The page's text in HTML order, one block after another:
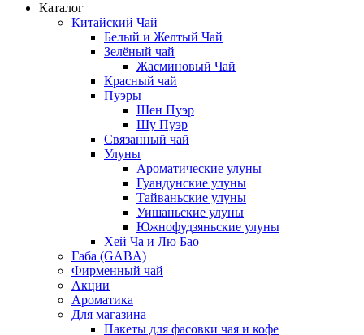
Каталог
Китайский Чай
Белый и Желтый Чай
Зелёный чай
Жасминовый Чай
Красный чай
Пуэры
Шен Пуэр
Шу Пуэр
Связанный чай
Улуны
Ароматические улуны
Гуандунские улуны
Тайваньские улуны
Уишаньские улуны
Южнофудзяньские улуны
Хей Ча и Лю Бао
Габа (GABA)
Фирменный чай
Акции
Ароматика
Для магазина
Пакеты для фасовки чая и кофе